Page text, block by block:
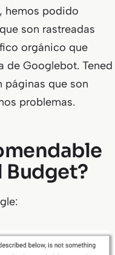
hemos podido
son rastreadas
orgánico que
de Googlebot. Tened
páginas que son
problemas.
Budget?